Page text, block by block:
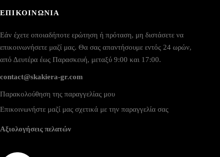
ΕΠΙΚΟΙΝΩΝΙΑ
Εάν έχετε οποιαδήποτε ερώτηση ή πρόταση, μη διστάσετε να
επικοινωνήσετε μαζί μας. Θα σας απαντήσουμε εντός 24 ωρών,
από Δευτέρα έως Παρασκευή, μεταξύ 9:00 και 17:00.
contact@skakiera-gr.com
Παρακολούθηση της παραγγελίας μου
Επικοινωνήστε μαζί μας σχετικά με την παραγγελία σας
Αξιολογήσεις πελατών